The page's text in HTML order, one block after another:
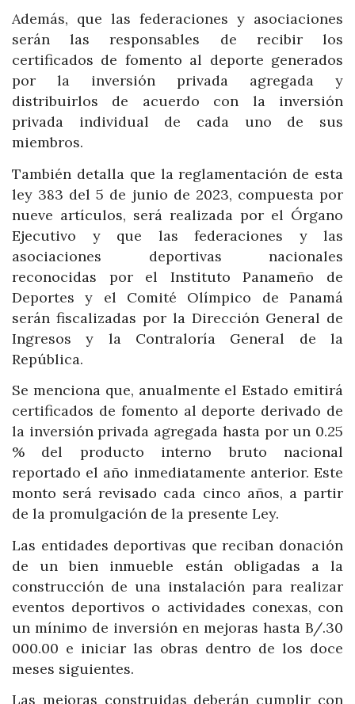
Además, que las federaciones y asociaciones
serán las responsables de recibir los
certificados de fomento al deporte generados
por la inversión privada agregada y
distribuirlos de acuerdo con la inversión
privada individual de cada uno de sus
miembros.
También detalla que la reglamentación de esta
ley 383 del 5 de junio de 2023, compuesta por
nueve artículos, será realizada por el Órgano
Ejecutivo y que las federaciones y las
asociaciones deportivas nacionales
reconocidas por el Instituto Panameño de
Deportes y el Comité Olímpico de Panamá
serán fiscalizadas por la Dirección General de
Ingresos y la Contraloría General de la
República.
Se menciona que, anualmente el Estado emitirá
certificados de fomento al deporte derivado de
la inversión privada agregada hasta por un 0.25
% del producto interno bruto nacional
reportado el año inmediatamente anterior. Este
monto será revisado cada cinco años, a partir
de la promulgación de la presente Ley.
Las entidades deportivas que reciban donación
de un bien inmueble están obligadas a la
construcción de una instalación para realizar
eventos deportivos o actividades conexas, con
un mínimo de inversión en mejoras hasta B/.30
000.00 e iniciar las obras dentro de los doce
meses siguientes.
Las mejoras construidas deberán cumplir con